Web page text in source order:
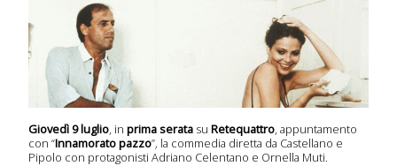
Giovedì 9 luglio, in prima serata su Retequattro, appuntamento
con “Innamorato pazzo”, la commedia diretta da Castellano e
Pipolo con protagonisti Adriano Celentano e Ornella Muti.